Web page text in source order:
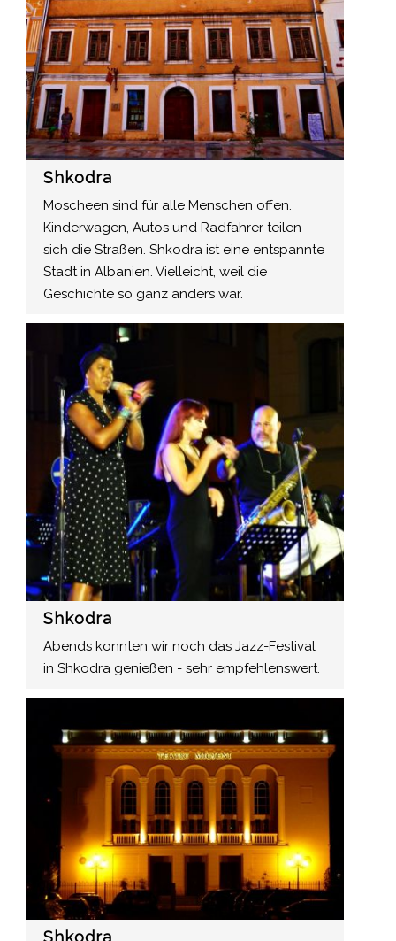
Shkodra
Moscheen sind für alle Menschen offen.
Kinderwagen, Autos und Radfahrer teilen
sich die Straßen. Shkodra ist eine entspannte
Stadt in Albanien. Vielleicht, weil die
Geschichte so ganz anders war.
Shkodra
Abends konnten wir noch das Jazz-Festival
in Shkodra genießen - sehr empfehlenswert.
Shkodra